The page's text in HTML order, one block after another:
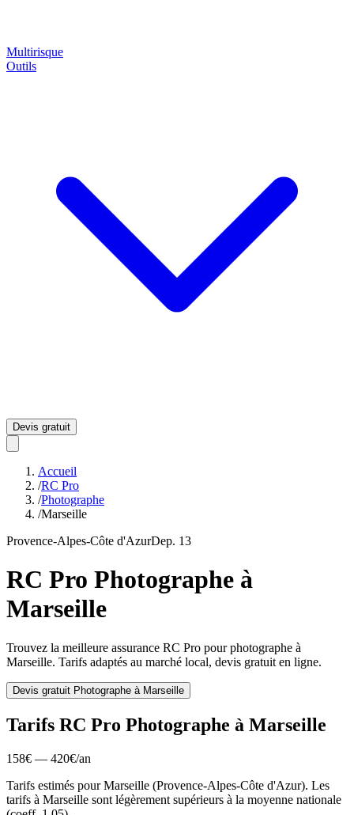
Multirisque
Outils
Devis gratuit
Accueil
/RC Pro
/Photographe
/Marseille
Provence-Alpes-Côte d'AzurDep. 13
RC Pro Photographe à
Marseille
Trouvez la meilleure assurance RC Pro pourphotographe à
Marseille. Tarifs adaptés au marché local, devis gratuit en ligne.
Devis gratuit Photographe à Marseille
Tarifs RC Pro Photographe à Marseille
158€ — 420€/an
Tarifs estimés pourMarseille (Provence-Alpes-Côte d'Azur). Les
tarifs à Marseille sont légèrement supérieurs à la moyenne nationale